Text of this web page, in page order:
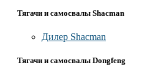
Тягачи и самосвалы Shacman
Дилер Shacman
Тягачи и самосвалы Dongfeng